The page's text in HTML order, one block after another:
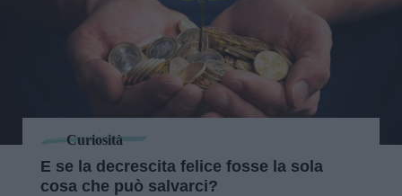
Curiosità
E se la decrescita felice fosse la sola
cosa che può salvarci?